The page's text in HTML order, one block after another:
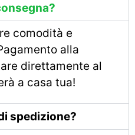
comodità e
alla
direttamente al
a casa tua!
spedizione?